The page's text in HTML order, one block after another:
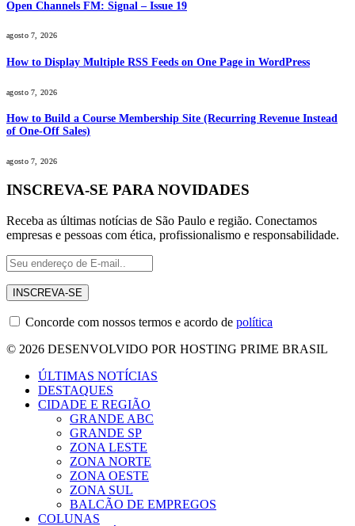
Open Channels FM: Signal – Issue 19
agosto 7, 2026
How to Display Multiple RSS Feeds on One Page in WordPress
agosto 7, 2026
How to Build a Course Membership Site (Recurring Revenue Instead
of One-Off Sales)
agosto 7, 2026
INSCREVA-SE PARA NOVIDADES
Receba as últimas notícias de São Paulo e região. Conectamos
empresas e pessoas com ética, profissionalismo e responsabilidade.
Concorde com nossos termos e acordo de política
© 2026 DESENVOLVIDO POR HOSTING PRIME BRASIL
ÚLTIMAS NOTÍCIAS
DESTAQUES
CIDADE E REGIÃO
GRANDE ABC
GRANDE SP
ZONA LESTE
ZONA NORTE
ZONA OESTE
ZONA SUL
BALCÃO DE EMPREGOS
COLUNAS